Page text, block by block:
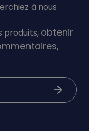
à nous
produits, obtenir
arrow_forward